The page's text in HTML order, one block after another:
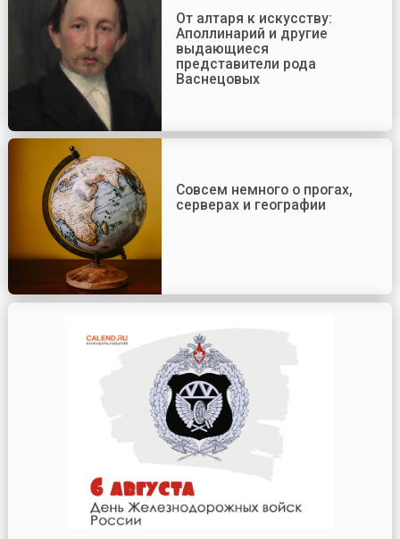
От алтаря к искусству:
Аполлинарий и другие
выдающиеся
представители рода
Васнецовых
Совсем немного о прогах,
серверах и географии